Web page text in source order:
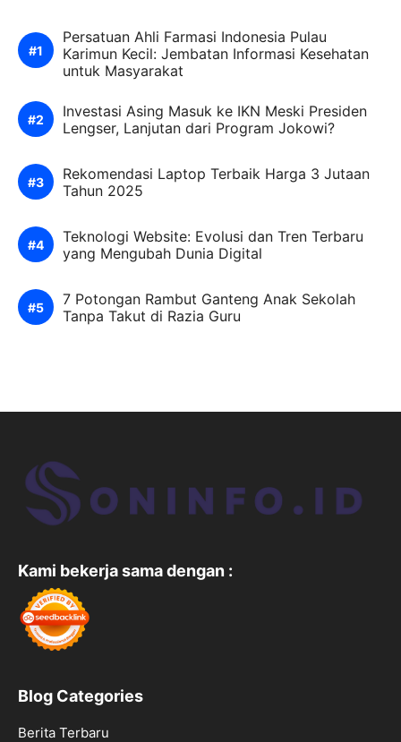
Persatuan Ahli Farmasi Indonesia Pulau
Karimun Kecil: Jembatan Informasi Kesehatan
untuk Masyarakat
Investasi Asing Masuk ke IKN Meski Presiden
Lengser, Lanjutan dari Program Jokowi?
Rekomendasi Laptop Terbaik Harga 3 Jutaan
Tahun 2025
Teknologi Website: Evolusi dan Tren Terbaru
yang Mengubah Dunia Digital
7 Potongan Rambut Ganteng Anak Sekolah
Tanpa Takut di Razia Guru
Kami bekerja sama dengan :
Blog Categories
Berita Terbaru